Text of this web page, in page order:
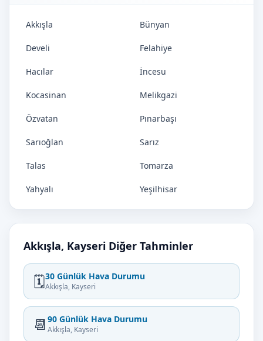
Akkışla Bünyan
Develi Felahiye
Hacılar İncesu
Kocasinan Melikgazi
Özvatan Pınarbaşı
Sarıoğlan Sarız
Talas Tomarza
Yahyalı Yeşilhisar
Akkışla, Kayseri Diğer Tahminler
🗓️30 Günlük Hava Durumu
Akkışla, Kayseri
📆 90 Günlük Hava Durumu
Akkışla, Kayseri